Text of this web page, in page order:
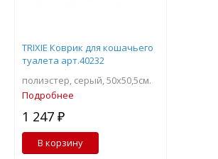
TRIXIE Коврик для кошачьего
туалета арт.40232
полиэстер, серый, 50х50,5см.
Подробнее
1 247 ₽
В корзину